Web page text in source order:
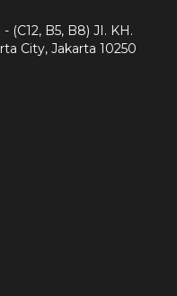
(C12, B5, B8) JI. KH.
City, Jakarta 10250